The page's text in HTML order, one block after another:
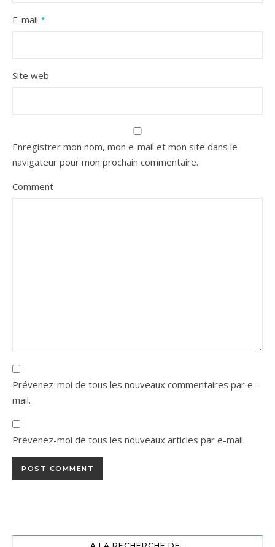
E-mail *
Site web
Enregistrer mon nom, mon e-mail et mon site dans le
navigateur pour mon prochain commentaire.
Comment
Prévenez-moi de tous les nouveaux commentaires par e-
mail.
Prévenez-moi de tous les nouveaux articles par e-mail.